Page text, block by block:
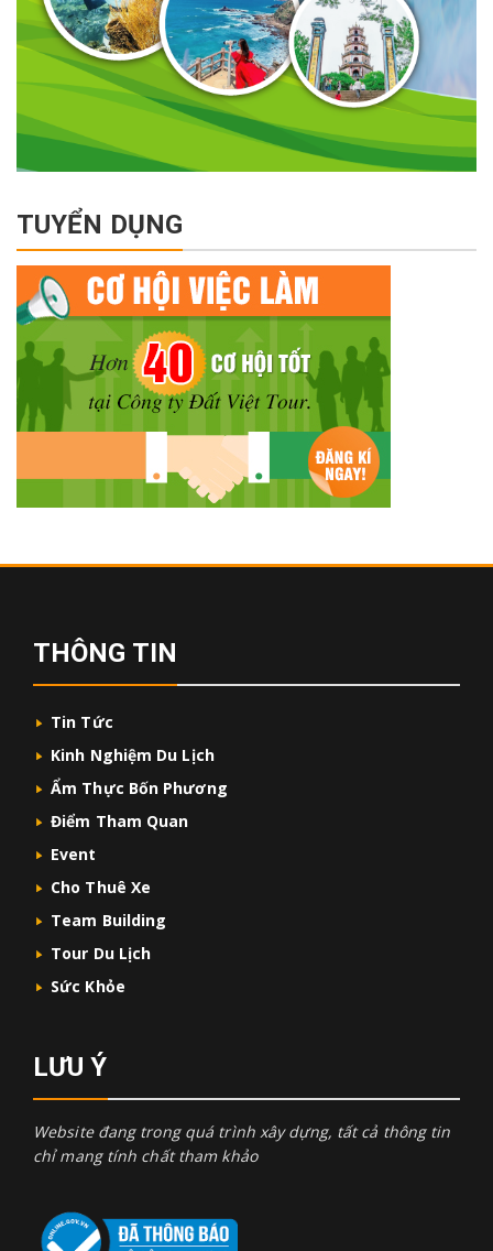
TUYỂN DỤNG
THÔNG TIN
Tin Tức
Kinh Nghiệm Du Lịch
Ẩm Thực Bốn Phương
Điểm Tham Quan
Event
Cho Thuê Xe
Team Building
Tour Du Lịch
Sức Khỏe
LƯU Ý
Website đang trong quá trình xây dựng, tất cả thông tin
chỉ mang tính chất tham khảo